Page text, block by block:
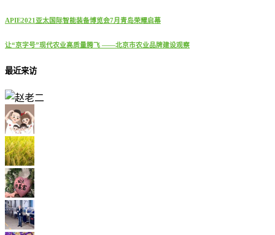
APIE2021亚太国际智能装备博览会7月青岛荣耀启幕
让“京字号”现代农业高质量腾飞 ——北京市农业品牌建设观察
最近来访